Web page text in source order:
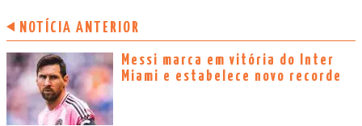
NOTÍCIA ANTERIOR
Messi marca em vitória do Inter
Miami e estabelece novo recorde